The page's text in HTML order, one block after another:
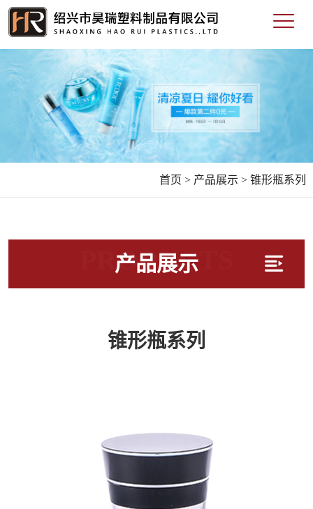
首页 > 产品展示 > 锥形瓶系列
产品展示
PRODUCTS
锥形瓶系列